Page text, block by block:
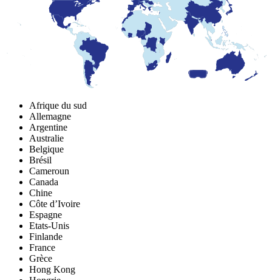
Afrique du sud
Allemagne
Argentine
Australie
Belgique
Brésil
Cameroun
Canada
Chine
Côte d’Ivoire
Espagne
Etats-Unis
Finlande
France
Grèce
Hong Kong